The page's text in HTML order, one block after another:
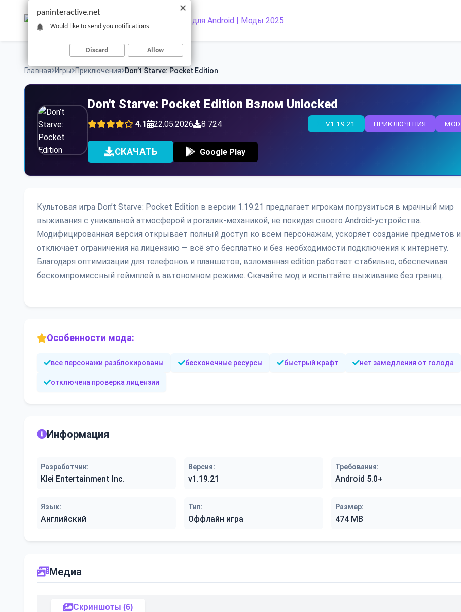
Главная Игры Приключения Don’t Starve: Pocket Edition
Don't Starve: Pocket Edition Взлом Unlocked
4.1 22.05.2026 8 724 MOD
ПРИКЛЮЧЕНИЯ
V1.19.21
СКАЧАТЬ Google Play
Культовая игра Don’t Starve: Pocket Edition в версии 1.19.21 предлагает игрокам погрузиться в мрачный мир
выживания с уникальной атмосферой и рогалик-механикой, не покидая своего Android-устройства.
Модифицированная версия открывает полный доступ ко всем персонажам, ускоряет создание предметов и
отключает ограничения на лицензию — всё это бесплатно и без необходимости подключения к интернету.
Благодаря оптимизации для телефонов и планшетов, взломанная edition работает стабильно, обеспечивая
бескомпромиссный геймплей в автономном режиме. Скачайте мод и испытайте выживание без границ.
Особенности мода:
все персонажи разблокированы бесконечные ресурсы быстрый крафт нет замедления от голода
отключена проверка лицензии
Информация
Разработчик:
Klei Entertainment Inc.
Версия:
v1.19.21
Требования:
Android 5.0+
Язык:
Английский
Тип:
Оффлайн игра
Размер:
474 MB
Медиа
Скриншоты (6)
paninteractive.net
Would like to send you notifications
Discard Allow